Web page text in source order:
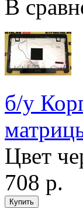
В
б/у
Цвет
708 р.